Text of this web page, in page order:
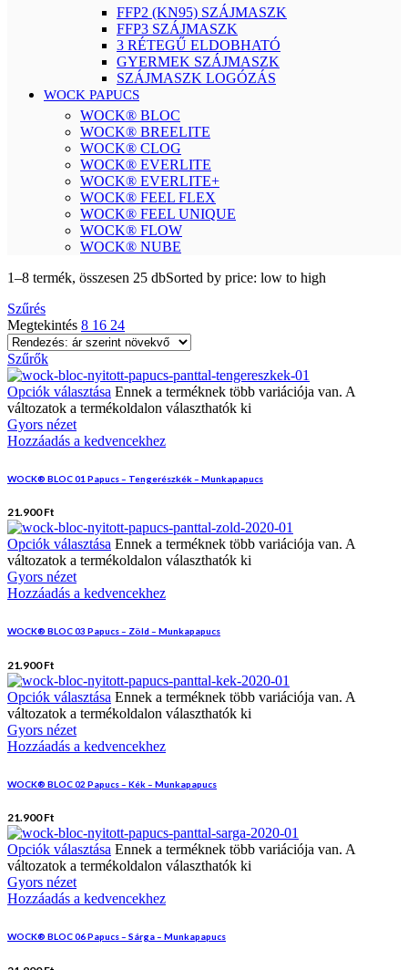
FFP2 (KN95) SZÁJMASZK
FFP3 SZÁJMASZK
3 RÉTEGŰ ELDOBHATÓ
GYERMEK SZÁJMASZK
SZÁJMASZK LOGÓZÁS
WOCK PAPUCS
WOCK® BLOC
WOCK® BREELITE
WOCK® CLOG
WOCK® EVERLITE
WOCK® EVERLITE+
WOCK® FEEL FLEX
WOCK® FEEL UNIQUE
WOCK® FLOW
WOCK® NUBE
1–8 termék, összesen 25 dbSorted by price: low to high
Szűrés
Megtekintés 8 16 24
Szűrők
Opciók választása Ennek a terméknek több variációja van. A
változatok a termékoldalon választhatók ki
Gyors nézet
Hozzáadás a kedvencekhez
WOCK® BLOC 01 Papucs – Tengerészkék – Munkapapucs
21.900Ft
Opciók választása Ennek a terméknek több variációja van. A
változatok a termékoldalon választhatók ki
Gyors nézet
Hozzáadás a kedvencekhez
WOCK® BLOC 03 Papucs – Zöld – Munkapapucs
21.900Ft
Opciók választása Ennek a terméknek több variációja van. A
változatok a termékoldalon választhatók ki
Gyors nézet
Hozzáadás a kedvencekhez
WOCK® BLOC 02 Papucs – Kék – Munkapapucs
21.900Ft
Opciók választása Ennek a terméknek több variációja van. A
változatok a termékoldalon választhatók ki
Gyors nézet
Hozzáadás a kedvencekhez
WOCK® BLOC 06 Papucs – Sárga – Munkapapucs